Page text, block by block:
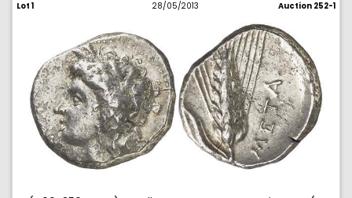
Lot 1 28/05/2013 Auction 252-1